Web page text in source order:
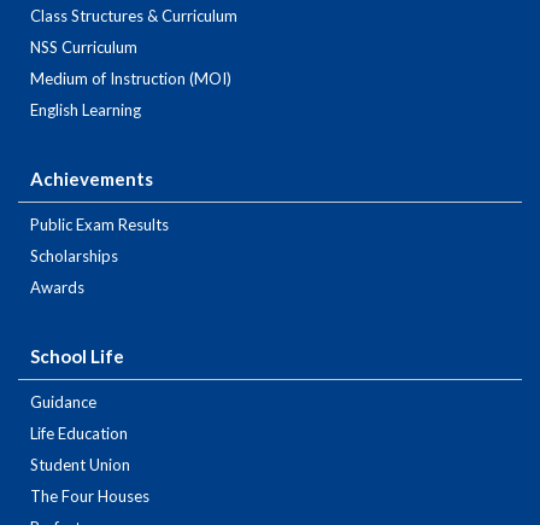
Class Structures & Curriculum
NSS Curriculum
Medium of Instruction (MOI)
English Learning
Achievements
Public Exam Results
Scholarships
Awards
School Life
Guidance
Life Education
Student Union
The Four Houses